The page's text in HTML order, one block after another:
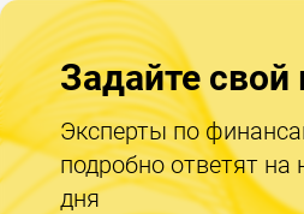
Задайте свой
Эксперты по
подробно ответят на
дня